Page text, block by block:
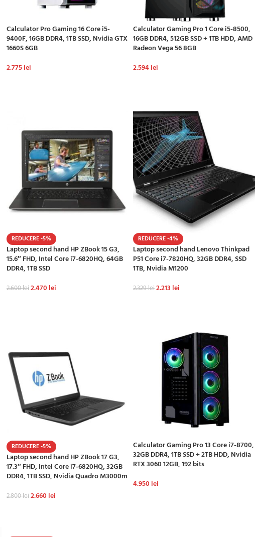
Calculator Pro Gaming 16 Core i5-
9400F, 16GB DDR4, 1TB SSD, Nvidia GTX
1660S 6GB
2.775lei
Calculator Gaming Pro 1 Core i5-8500,
16GB DDR4, 512GB SSD + 1TB HDD, AMD
Radeon Vega 56 8GB
2.594lei
REDUCERE -5%
Laptop second hand HP ZBook 15 G3,
15.6″ FHD, Intel Core i7-6820HQ, 64GB
DDR4, 1TB SSD
2.600lei2.470 lei
REDUCERE -4%
Laptop second hand Lenovo Thinkpad
P51 Core i7-7820HQ, 32GB DDR4, SSD
1TB, Nvidia M1200
2.329lei2.213 lei
REDUCERE -5%
Laptop second hand HP ZBook 17 G3,
17.3″ FHD, Intel Core i7-6820HQ, 32GB
DDR4, 1TB SSD, Nvidia Quadro M3000m
2.800lei2.660 lei
Calculator Gaming Pro 13 Core i7-8700,
32GB DDR4, 1TB SSD + 2TB HDD, Nvidia
RTX 3060 12GB, 192 bits
4.950 lei